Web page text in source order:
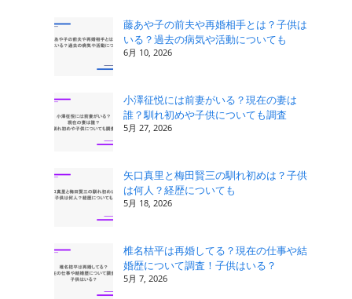
藤あや子の前夫や再婚相手とは？子供は
いる？過去の病気や活動についても
6月 10, 2026
小澤征悦には前妻がいる？現在の妻は
誰？馴れ初めや子供についても調査
5月 27, 2026
矢口真里と梅田賢三の馴れ初めは？子供
は何人？経歴についても
5月 18, 2026
椎名桔平は再婚してる？現在の仕事や結
婚歴について調査！子供はいる？
5月 7, 2026